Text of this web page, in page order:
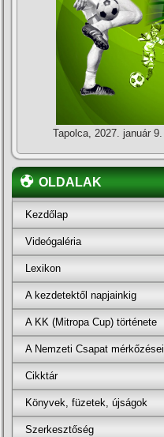
Tapolca, 2027. január 9.
OLDALAK
Kezdőlap
Videógaléria
Lexikon
A kezdetektől napjainkig
A KK (Mitropa Cup) története
A Nemzeti Csapat mérkőzései
Cikktár
Könyvek, füzetek, újságok
Szerkesztőség